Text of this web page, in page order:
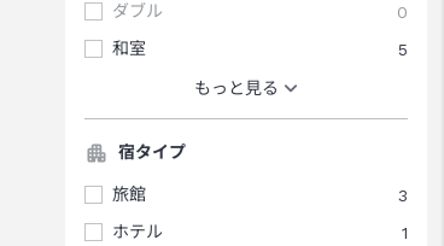
ダブル
0
和室
5
もっと見る
宿タイプ
旅館
3
ホテル
1